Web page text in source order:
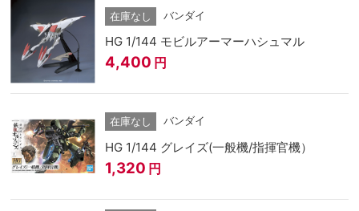
在庫なし バンダイ
HG 1/144 モビルアーマーハシュマル
4,400 円
在庫なし バンダイ
HG 1/144 グレイズ(一般機/指揮官機）
1,320 円